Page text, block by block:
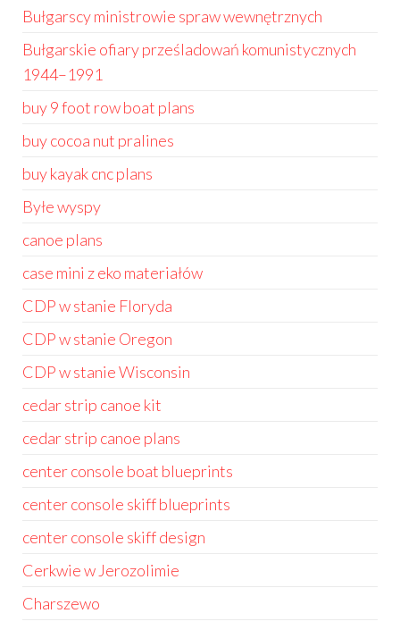
Bułgarscy ministrowie spraw wewnętrznych
Bułgarskie ofiary prześladowań komunistycznych
1944–1991
buy 9 foot row boat plans
buy cocoa nut pralines
buy kayak cnc plans
Byłe wyspy
canoe plans
case mini z eko materiałów
CDP w stanie Floryda
CDP w stanie Oregon
CDP w stanie Wisconsin
cedar strip canoe kit
cedar strip canoe plans
center console boat blueprints
center console skiff blueprints
center console skiff design
Cerkwie w Jerozolimie
Charszewo